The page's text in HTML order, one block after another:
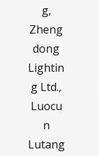
g,
Zheng
dong
Lightin
g Ltd.,
Luocu
n
Lutang